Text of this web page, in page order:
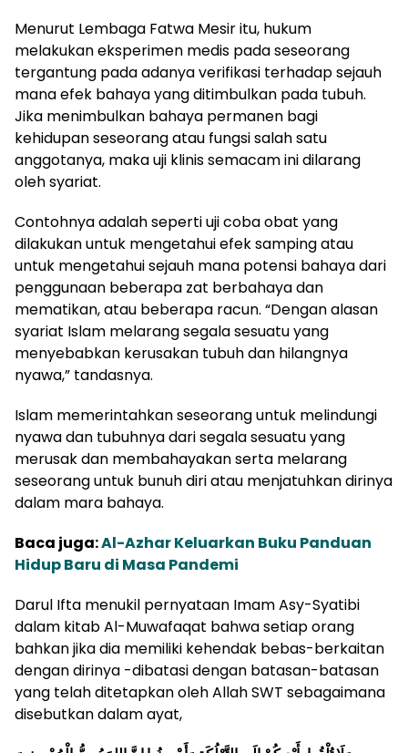
Menurut Lembaga Fatwa Mesir itu, hukum
melakukan eksperimen medis pada seseorang
tergantung pada adanya verifikasi terhadap sejauh
mana efek bahaya yang ditimbulkan pada tubuh.
Jika menimbulkan bahaya permanen bagi
kehidupan seseorang atau fungsi salah satu
anggotanya, maka uji klinis semacam ini dilarang
oleh syariat.
Contohnya adalah seperti uji coba obat yang
dilakukan untuk mengetahui efek samping atau
untuk mengetahui sejauh mana potensi bahaya dari
penggunaan beberapa zat berbahaya dan
mematikan, atau beberapa racun. “Dengan alasan
syariat Islam melarang segala sesuatu yang
menyebabkan kerusakan tubuh dan hilangnya
nyawa,” tandasnya.
Islam memerintahkan seseorang untuk melindungi
nyawa dan tubuhnya dari segala sesuatu yang
merusak dan membahayakan serta melarang
seseorang untuk bunuh diri atau menjatuhkan dirinya
dalam mara bahaya.
Baca juga:Al-Azhar Keluarkan Buku Panduan
Hidup Baru di Masa Pandemi
Darul Ifta menukil pernyataan Imam Asy-Syatibi
dalam kitab Al-Muwafaqat bahwa setiap orang
bahkan jika dia memiliki kehendak bebas-berkaitan
dengan dirinya -dibatasi dengan batasan-batasan
yang telah ditetapkan oleh Allah SWT sebagaimana
disebutkan dalam ayat,